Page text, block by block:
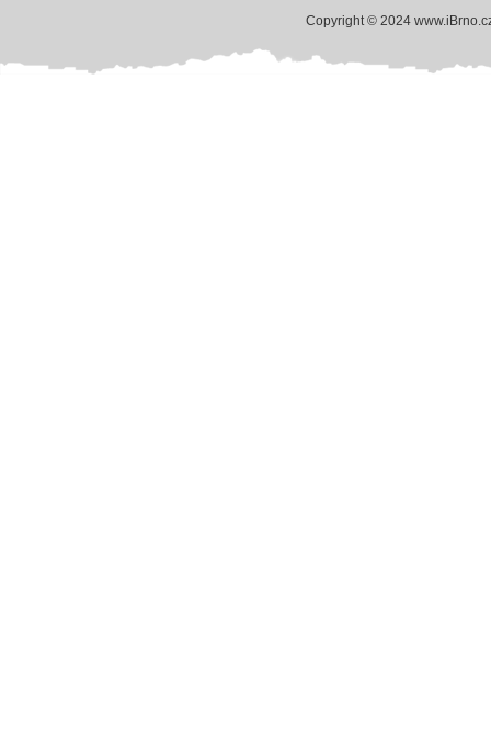
Copyright © 2024